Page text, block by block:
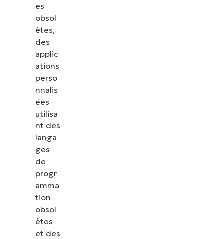
es
obsol
ètes,
des
applic
ations
perso
nnalis
ées
utilisa
nt des
langa
ges
de
progr
amma
tion
obsol
ètes
et des